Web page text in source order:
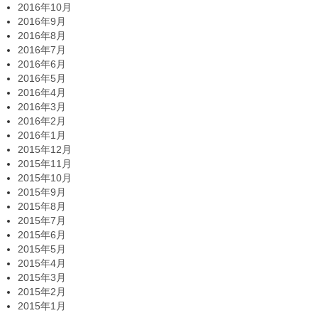
2016年10月
2016年9月
2016年8月
2016年7月
2016年6月
2016年5月
2016年4月
2016年3月
2016年2月
2016年1月
2015年12月
2015年11月
2015年10月
2015年9月
2015年8月
2015年7月
2015年6月
2015年5月
2015年4月
2015年3月
2015年2月
2015年1月